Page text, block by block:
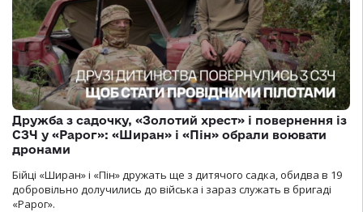
Дружба з садочку, «Золотий хрест» і повернення із
СЗЧ у «Рарог»: «Ширан» і «Пін» обрали воювати
дронами
Бійці «Ширан» і «Пін» дружать ще з дитячого садка, обидва в 19
добровільно долучились до війська і зараз служать в бригаді
«Рарог».